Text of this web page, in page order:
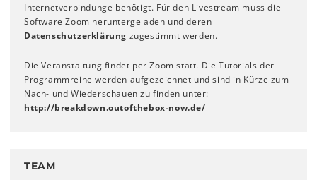
Internetverbindunge benötigt. Für den Livestream muss die
Software Zoom heruntergeladen und deren
Datenschutzerklärung zugestimmt werden.
Die Veranstaltung findet per Zoom statt. Die Tutorials der
Programmreihe werden aufgezeichnet und sind in Kürze zum
Nach- und Wiederschauen zu finden unter:
http://breakdown.outofthebox-now.de/
TEAM